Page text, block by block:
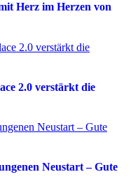
Herz im Herzen von
2.0 verstärkt die
Neustart – Gute